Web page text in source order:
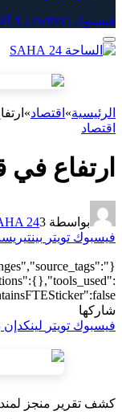
فيسبوك X (Twitter)
الرئيسية» اقتصاد»
اقتصاد
ارتفاع
بواسطة 243 أبريل، 2025
فيسبوك تويتر
شاركها
فيسبوك تويتر لينكدإن
كشف تقرير منجز